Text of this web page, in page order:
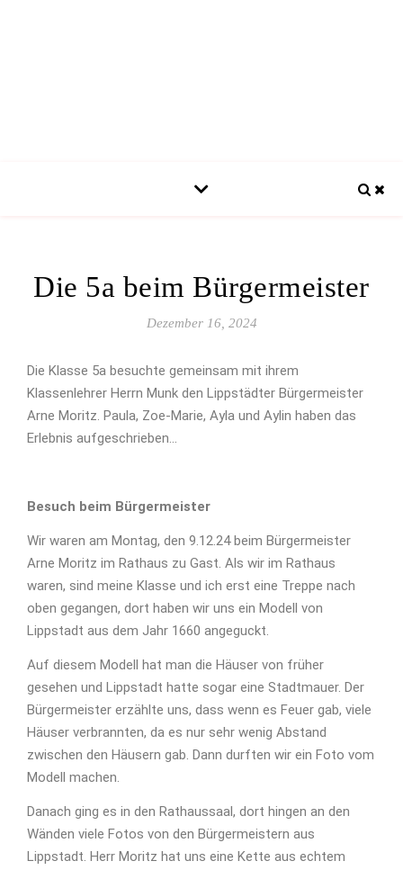
Die 5a beim Bürgermeister
Dezember 16, 2024
Die Klasse 5a besuchte gemeinsam mit ihrem
Klassenlehrer Herrn Munk den Lippstädter Bürgermeister
Arne Moritz. Paula, Zoe-Marie, Ayla und Aylin haben das
Erlebnis aufgeschrieben…
Besuch beim Bürgermeister
Wir waren am Montag, den 9.12.24 beim Bürgermeister
Arne Moritz im Rathaus zu Gast. Als wir im Rathaus
waren, sind meine Klasse und ich erst eine Treppe nach
oben gegangen, dort haben wir uns ein Modell von
Lippstadt aus dem Jahr 1660 angeguckt.
Auf diesem Modell hat man die Häuser von früher
gesehen und Lippstadt hatte sogar eine Stadtmauer. Der
Bürgermeister erzählte uns, dass wenn es Feuer gab, viele
Häuser verbrannten, da es nur sehr wenig Abstand
zwischen den Häusern gab. Dann durften wir ein Foto vom
Modell machen.
Danach ging es in den Rathaussaal, dort hingen an den
Wänden viele Fotos von den Bürgermeistern aus
Lippstadt. Herr Moritz hat uns eine Kette aus echtem